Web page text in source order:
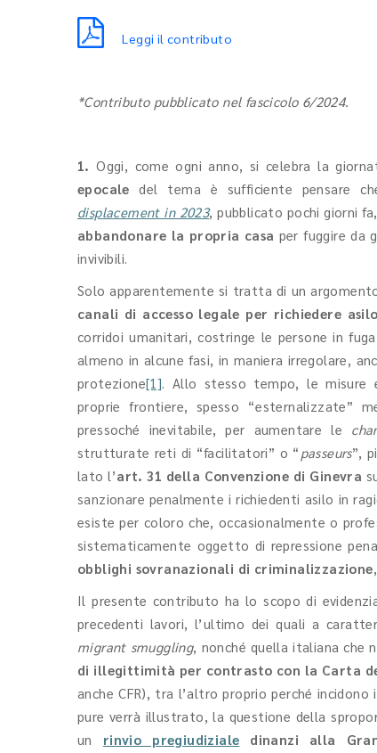
Leggi il contributo
*Contributo pubblicato nel fascicolo 6/2024.
1. Oggi, come ogni anno, si celebra la
epocaledel tema è sufficiente pensare
displacement in 2023, pubblicato pochi giorni
abbandonare la propria casa per fuggire da
invivibili.
Solo apparentemente si tratta di un
canali di accesso legale per richiedere asilo
corridoi umanitari, costringe le persone in
almeno in alcune fasi, in maniera irregolare,
protezione[1]. Allo stesso tempo, le misure
proprie frontiere, spesso “esternalizzate”
pressoché inevitabile, per aumentare le
strutturate reti di “facilitatori” o “ passeurs”,
lato l’art. 31 della Convenzione di Ginevra
sanzionare penalmente i richiedenti asilo in
esiste per coloro che, occasionalmente o
sistematicamente oggetto di repressione
obblighi sovranazionali di criminalizzazione
Il presente contributo ha lo scopo di
precedenti lavori, l’ultimo dei quali a
migrant smuggling, nonché quella italiana che
di illegittimità per contrasto con la Carta
anche CFR), tra l’altro proprio perché
pure verrà illustrato, la questione della
un rinvio pregiudiziale dinanzi alla